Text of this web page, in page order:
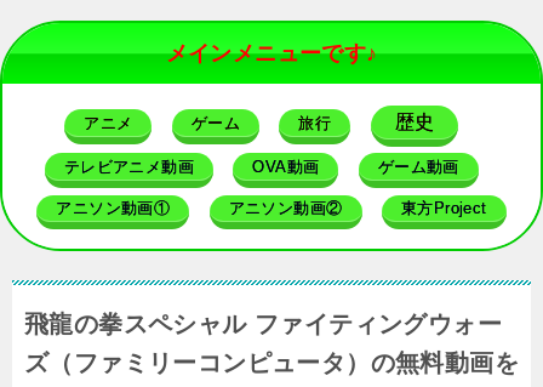
メインメニューです♪
アニメ ゲーム 旅行 歴史
テレビアニメ動画 OVA動画 ゲーム動画
アニソン動画① アニソン動画② 東方Project
飛龍の拳スペシャル ファイティングウォー
ズ（ファミリーコンピュータ）の無料動画を